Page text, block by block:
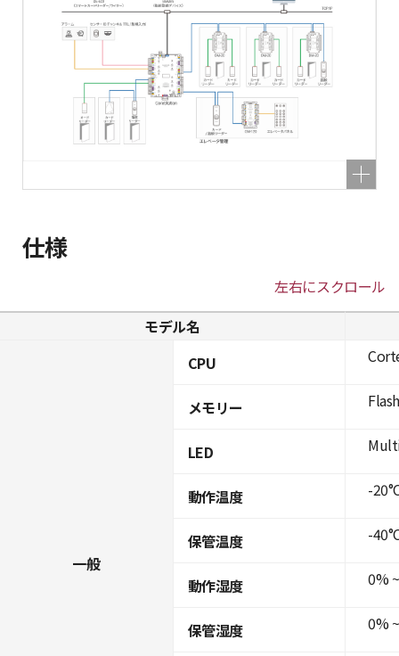
仕様
左右にスクロール
モデル名
一般
CPU
メモリー
LED
動作温度
保管温度
動作湿度
保管湿度
-
-
0%
0%